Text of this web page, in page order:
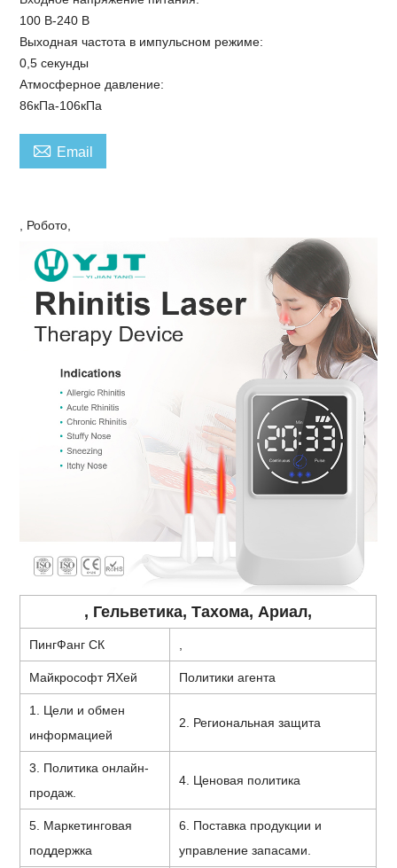
100 В-240 В
Выходная частота в импульсном режиме:
0,5 секунды
Атмосферное давление:
86кПа-106кПа
 Email
, Робото,
, Гельветика, Тахома, Ариал,
ПингФанг СК
Майкрософт ЯХей Политики агента
1. Цели и обмен
информацией
2. Региональная защита
3. Политика онлайн-
продаж.
4. Ценовая политика
5. Маркетинговая
поддержка
6. Поставка продукции и
управление запасами.